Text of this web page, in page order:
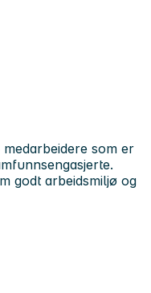
som er
godt arbeidsmiljø og